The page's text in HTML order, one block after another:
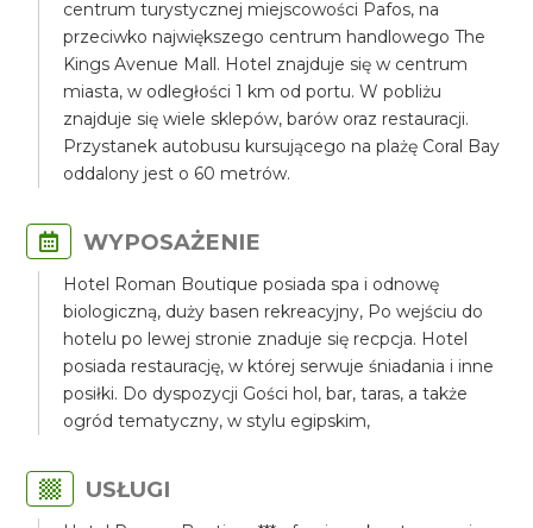
centrum turystycznej miejscowości Pafos, na
przeciwko największego centrum handlowego The
Kings Avenue Mall. Hotel znajduje się w centrum
miasta, w odległości 1 km od portu. W pobliżu
znajduje się wiele sklepów, barów oraz restauracji.
Przystanek autobusu kursującego na plażę Coral Bay
oddalony jest o 60 metrów.
WYPOSAŻENIE
Hotel Roman Boutique posiada spa i odnowę
biologiczną, duży basen rekreacyjny, Po wejściu do
hotelu po lewej stronie znaduje się recpcja. Hotel
posiada restaurację, w której serwuje śniadania i inne
posiłki. Do dyspozycji Gości hol, bar, taras, a także
ogród tematyczny, w stylu egipskim,
USŁUGI